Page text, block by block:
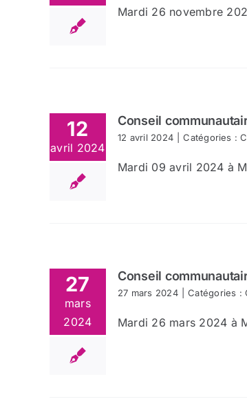
Mardi 26 novembre
12
avril 2024
Conseil
12 avril 2024 Catégories :
Mardi 09 avril 2024 à
27
mars
2024
Conseil
27 mars 2024 Catégories :
Mardi 26 mars 2024 à